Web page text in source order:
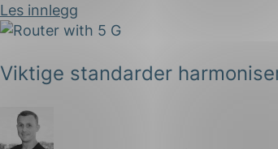
Les innlegg
Viktige standarder